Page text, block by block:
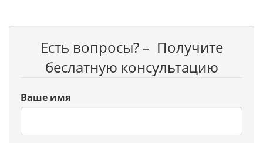
Есть вопросы? – Получите
беслатную консультацию
Ваше имя